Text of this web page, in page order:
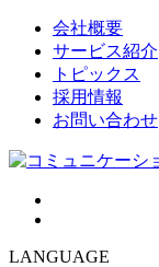
会社概要
サービス紹介
トピックス
採用情報
お問い合わせ
LANGUAGE